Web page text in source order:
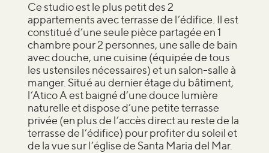
Ce studio est le plus petit des 2
appartements avec terrasse de l’édifice. Il est
constitué d’une seule pièce partagée en 1
chambre pour 2 personnes, une salle de bain
avec douche, une cuisine (équipée de tous
les ustensiles nécessaires) et un salon-salle à
manger. Situé au dernier étage du bâtiment,
l’Atico A est baigné d’une douce lumière
naturelle et dispose d’une petite terrasse
privée (en plus de l’accès direct au reste de la
terrasse de l’édifice) pour profiter du soleil et
de la vue sur l’église de Santa Maria del Mar.